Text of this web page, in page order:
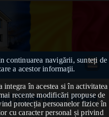
continuarea navigării, sunteți de
a acestor informaţii.
în acestea si în activitatea
recente modificări propuse de
protecția persoanelor fizice în
cu caracter personal și privind
2020➠Tatomir Mihaela